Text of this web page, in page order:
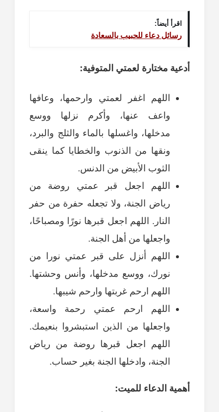
اقرأ أيضاً:
رسائل دعاء للحبيب بالسعادة
أدعية مختارة لعمتي المتوفية:
اللهم اغفر لعمتي وارحمها، وعافها
واعف عنها، وأكرم نزلها ووسع
مدخلها، واغسلها بالماء والثلج والبرد،
ونقها من الذنوب والخطايا كما ينقى
الثوب الأبيض من الدنس.
اللهم اجعل قبر عمتي روضة من
رياض الجنة، ولا تجعله حفرة من حفر
النار. اللهم اجعل قبرها نورًا ومصباحًا،
واجعلها من أهل الجنة.
اللهم أنزل على قبر عمتي نورا من
نورك، ووسع مدخلها، وأنس وحشتها.
اللهم ارحم غربتها وارحم شيبها.
اللهم ارحم عمتي رحمة واسعة،
واجعلها من الذين استبشروا بنعيمك.
اللهم اجعل قبرها روضة من رياض
الجنة، وادخلها الجنة بغير حساب.
أهمية الدعاء للميت: